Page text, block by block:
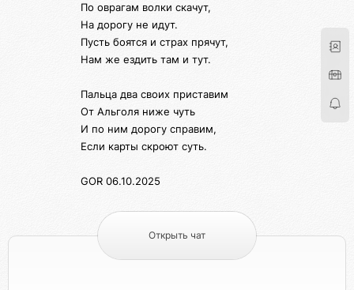
По оврагам волки скачут,
На дорогу не идут.
Пусть боятся и страх прячут,
Нам же ездить там и тут.
Пальца два своих приставим
От Альголя ниже чуть
И по ним дорогу справим,
Если карты скроют суть.
GOR 06.10.2025
Открыть чат